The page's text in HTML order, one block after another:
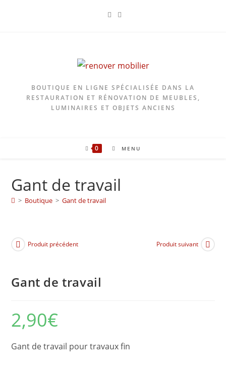
BOUTIQUE EN LIGNE SPÉCIALISÉE DANS LA
RESTAURATION ET RÉNOVATION DE MEUBLES,
LUMINAIRES ET OBJETS ANCIENS
0 MENU
Gant de travail
> Boutique > Gant de travail
Produit précédent Produit suivant
Gant de travail
2,90€
Gant de travail pour travaux fin